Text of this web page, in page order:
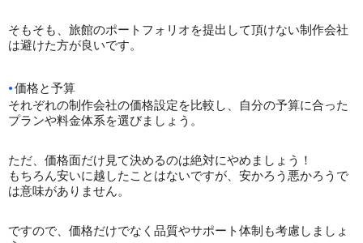
そもそも、旅館のポートフォリオを提出して頂けない制作会社
は避けた方が良いです。
価格と予算
それぞれの制作会社の価格設定を比較し、自分の予算に合った
プランや料金体系を選びましょう。
ただ、価格面だけ見て決めるのは絶対にやめましょう！
もちろん安いに越したことはないですが、安かろう悪かろうで
は意味がありません。
ですので、価格だけでなく品質やサポート体制も考慮しましょ